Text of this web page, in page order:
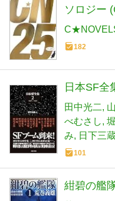
ソロジー
182
日本SF全
田中光二
べむさし
み
日下三
101
紺碧の艦